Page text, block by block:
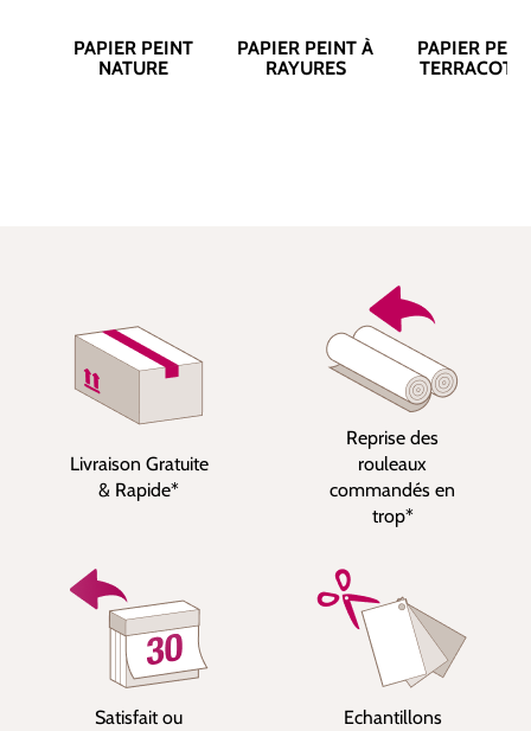
PAPIER PEINT
NATURE
PAPIER PEINT À
RAYURES
PAPIER
Livraison Gratuite
& Rapide*
Reprise des
rouleaux
commandés en
trop*
Satisfait ou
Echantillons